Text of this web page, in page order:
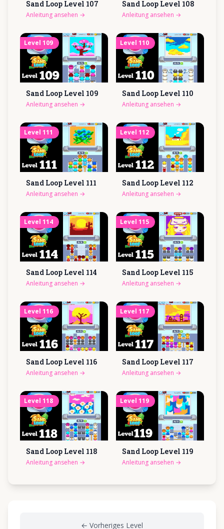
Sand Loop Level 107
Anleitung ansehen →
Sand Loop Level 108
Anleitung ansehen →
Level 109
Sand Loop Level 109
Anleitung ansehen →
Level 110
Sand Loop Level 110
Anleitung ansehen →
Level 111
Sand Loop Level 111
Anleitung ansehen →
Level 112
Sand Loop Level 112
Anleitung ansehen →
Level 114
Sand Loop Level 114
Anleitung ansehen →
Level 115
Sand Loop Level 115
Anleitung ansehen →
Level 116
Sand Loop Level 116
Anleitung ansehen →
Level 117
Sand Loop Level 117
Anleitung ansehen →
Level 118
Sand Loop Level 118
Anleitung ansehen →
Level 119
Sand Loop Level 119
Anleitung ansehen →
← Vorheriges Level